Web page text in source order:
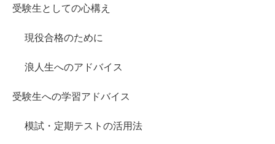
受験生としての心構え
現役合格のために
浪人生へのアドバイス
受験生への学習アドバイス
模試・定期テストの活用法